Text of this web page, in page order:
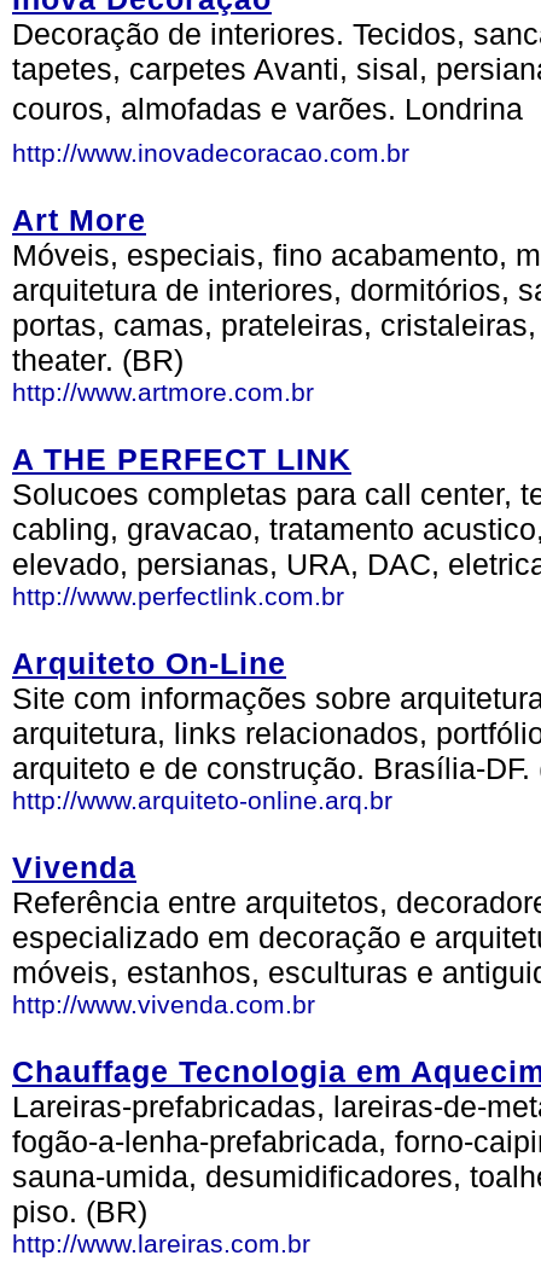
Decoração de interiores. Tecidos,
tapetes, carpetes Avanti, sisal,
couros, almofadas e varões. Londrina 
http://www.inovadecoracao.com.br
Art More
Móveis, especiais, fino acabamento,
arquitetura de interiores, dormitórios,
portas, camas, prateleiras,
theater. (BR)
http://www.artmore.com.br
A THE PERFECT LINK
Solucoes completas para call center,
cabling, gravacao, tratamento
elevado, persianas, URA, DAC,
http://www.perfectlink.com.br
Arquiteto On-Line
Site com informações sobre
arquitetura, links relacionados,
arquiteto e de construção. Brasília-DF.
http://www.arquiteto-online.arq.br
Vivenda
Referência entre arquitetos,
especializado em decoração e
móveis, estanhos, esculturas e
http://www.vivenda.com.br
Chauffage Tecnologia em
Lareiras-prefabricadas, lareiras-de-
fogão-a-lenha-prefabricada, forno-
sauna-umida, desumidificadores,
piso. (BR)
http://www.lareiras.com.br